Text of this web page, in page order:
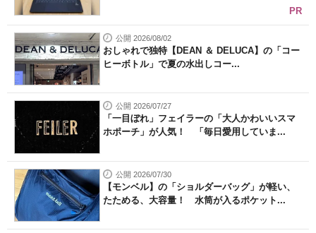
PR
公開 2026/08/02
おしゃれで独特【DEAN ＆ DELUCA】の「コー
ヒーボトル」で夏の水出しコー...
公開 2026/07/27
「一目ぼれ」フェイラーの「大人かわいいスマ
ホポーチ」が人気！ 「毎日愛用していま...
公開 2026/07/30
【モンベル】の「ショルダーバッグ」が軽い、
たためる、大容量！ 水筒が入るポケット...